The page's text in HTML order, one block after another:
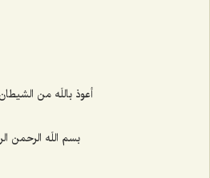
أعوذ باللَه من
بسم اللَه الرحمن